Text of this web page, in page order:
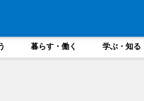
暮らす・働く 学ぶ・知る